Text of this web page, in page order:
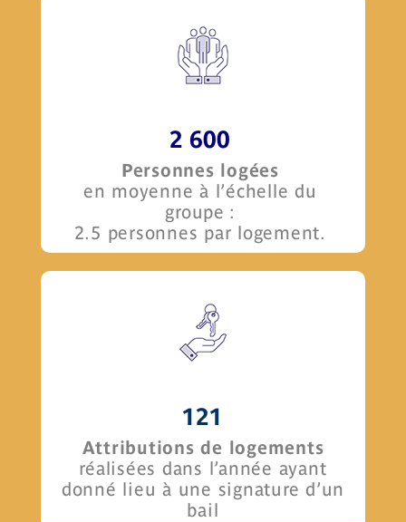
2 600
Personnes logées
en moyenne à l’échelle du
groupe :
2.5 personnes par logement.
121
Attributions de logements
réalisées dans l’année ayant
donné lieu à une signature d’un
bail